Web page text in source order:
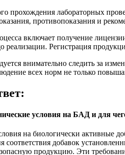
прохождения лабораторных
противопоказания и
включает получение
реализации. Регистрация
внимательно следить за
всех норм не только
условия на БАД и для
на биологически активные
соответствия добавок
продукцию. Эти